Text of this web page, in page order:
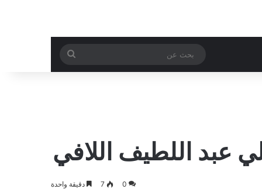
بحث
عن
عبد اللطيف اللافي
0
7 دقيقة واحدة